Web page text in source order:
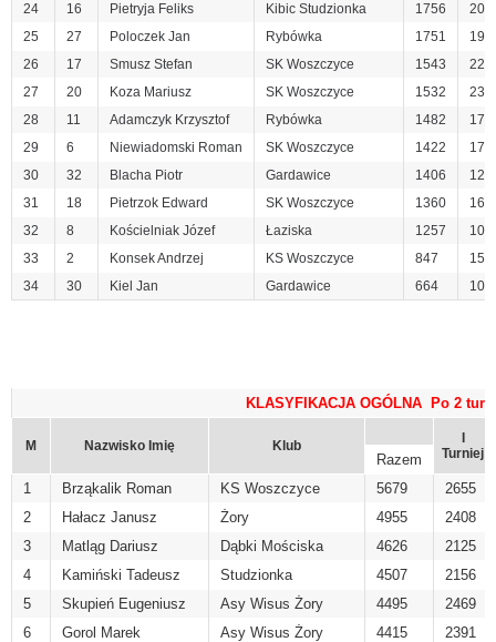
24
16 Pietryja Feliks Kibic Studzionka 1756
20
25
27 Poloczek Jan Rybówka 1751
19
26
17 Smusz Stefan SK Woszczyce 1543
22
27
20 Koza Mariusz SK Woszczyce 1532
23
28
11 Adamczyk Krzysztof Rybówka 1482
17
29
6 Niewiadomski Roman SK Woszczyce 1422
17
30
32 Blacha Piotr Gardawice 1406
12
31
18 Pietrzok Edward SK Woszczyce 1360
16
32
8 Kościelniak Józef Łaziska 1257
10
33
2 Konsek Andrzej KS Woszczyce 847
15
34
30 Kiel Jan Gardawice 664 10
KLASYFIKACJA OGÓLNA Po 2
M Nazwisko Imię Klub
Turniej
Razem
1
Brząkalik Roman KS Woszczyce 5679
2655
2
Hałacz Janusz Żory 4955
2408
3
Matląg Dariusz Dąbki Mościska 4626
2125
4
Kamiński Tadeusz Studzionka 4507
2156
5
Skupień Eugeniusz Asy Wisus Żory 4495
2469
6
Gorol Marek Asy Wisus Żory 4415
2391